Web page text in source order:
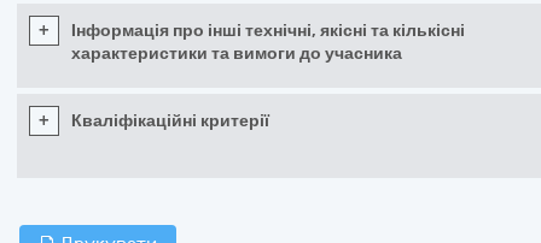
+
Інформація про інші технічні, якісні та кількісні
характеристики та вимоги до учасника
+ Кваліфікаційні критерії